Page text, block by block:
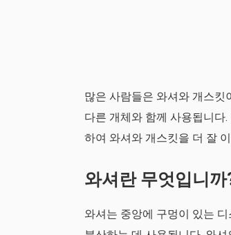
많은 사람들은 와셔와 개스킷
다른 개체와 함께 사용됩니다
하여 와셔와 개스킷을 더 잘
와셔란 무엇입니까
와셔는 중앙에 구멍이 있는